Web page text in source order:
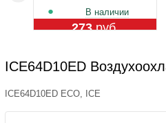
В наличии
273руб.
ICE64D10ED
ICE64D10ED ECO, ICE